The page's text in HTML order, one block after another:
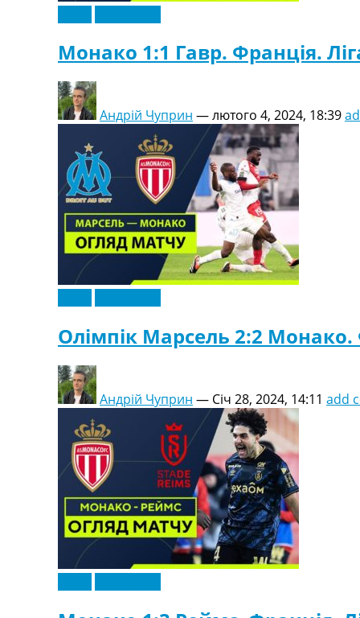
Монако 1:1 Гавр. Франція.
Андрій Чуприн —лютого 4, 2024, 18:39
Олімпік Марсель 2:2 Монако.
Андрій Чуприн — Січ 28, 2024, 14:11 add